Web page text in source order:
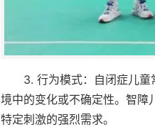
3. 行为模式：自闭症儿
境中的变化或不确定性。智障
特定刺激的强烈需求。